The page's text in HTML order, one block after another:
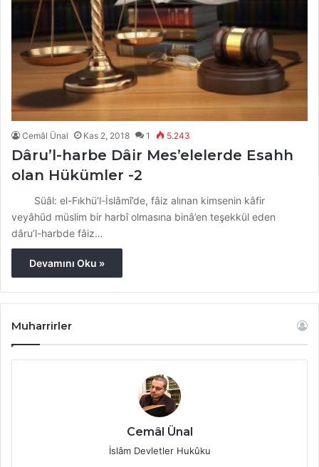
Cemâl Ünal Kas 2, 2018 1 5.243
Dâru’l-harbe Dâir Mes’elelerde Esahh
olan Hükümler -2
Süâl: el-Fıkhü’l-İslâmî’de, fâiz alınan kimsenin kâfir
veyâhūd müslim bir harbî olmasına binâ’en teşekkül eden
dâru’l-harbde fâiz…
Devamını Oku »
Muharrirler
Cemâl Ünal
İslâm Devletler Hukûku